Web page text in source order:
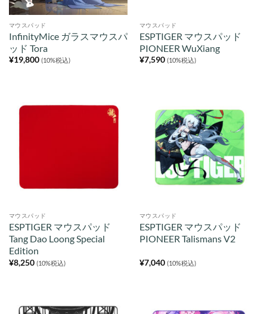
マウスパッド
InfinityMice ガラスマウスパ
ッド Tora
¥19,800 (10%税込)
マウスパッド
ESPTIGER マウスパッド
PIONEER WuXiang
¥7,590 (10%税込)
マウスパッド
ESPTIGER マウスパッド
Tang Dao Loong Special
Edition
¥8,250 (10%税込)
マウスパッド
ESPTIGER マウスパッド
PIONEER Talismans V2
¥7,040 (10%税込)